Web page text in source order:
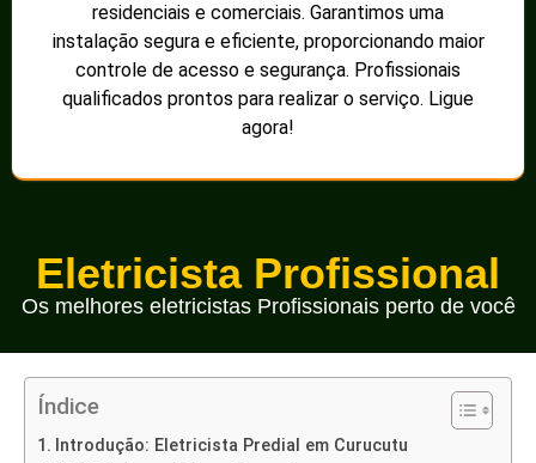
residenciais e comerciais. Garantimos uma
instalação segura e eficiente, proporcionando maior
controle de acesso e segurança. Profissionais
qualificados prontos para realizar o serviço. Ligue
agora!
Eletricista Profissional
Os melhores eletricistas Profissionais perto de você
Índice
Introdução: Eletricista Predial em Curucutu